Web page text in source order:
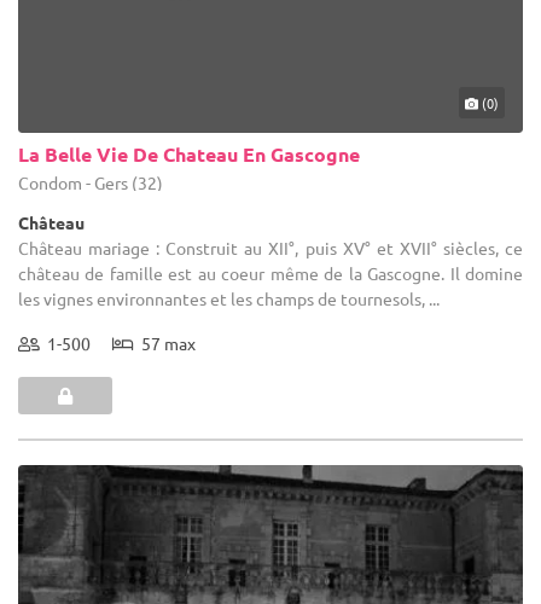
(0)
La Belle Vie De Chateau En Gascogne
Condom - Gers (32)
Château
Château mariage : Construit au XII°, puis XV° et XVII° siècles, ce
château de famille est au coeur même de la Gascogne. Il domine
les vignes environnantes et les champs de tournesols, ...
1-500 57 max